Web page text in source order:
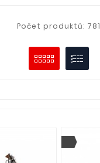
Počet produktů: 781